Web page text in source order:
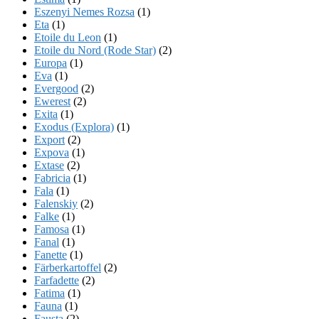
Eszenyi Nemes Rozsa (1)
Eta (1)
Etoile du Leon (1)
Etoile du Nord (Rode Star) (2)
Europa (1)
Eva (1)
Evergood (2)
Ewerest (2)
Exita (1)
Exodus (Explora) (1)
Export (2)
Expova (1)
Extase (2)
Fabricia (1)
Fala (1)
Falenskiy (2)
Falke (1)
Famosa (1)
Fanal (1)
Fanette (1)
Färberkartoffel (2)
Farfadette (2)
Fatima (1)
Fauna (1)